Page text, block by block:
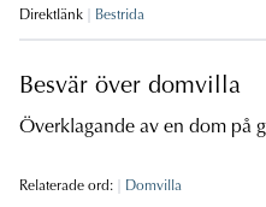
Direktlänk Bestrida
Besvär över domvilla
Överklagande av en dom på
Relaterade ord:
Domvilla